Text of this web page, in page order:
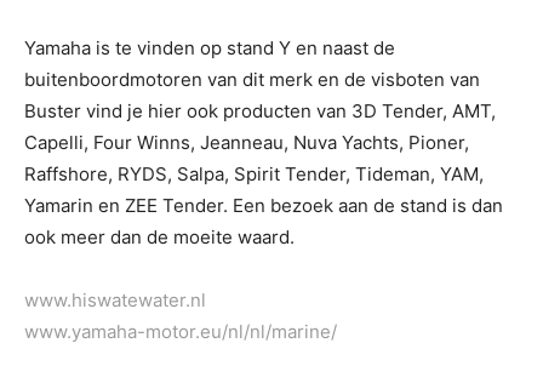
Yamaha is te vinden op stand Y en naast de
buitenboordmotoren van dit merk en de visboten van
Buster vind je hier ook producten van 3D Tender, AMT,
Capelli, Four Winns, Jeanneau, Nuva Yachts, Pioner,
Raffshore, RYDS, Salpa, Spirit Tender, Tideman, YAM,
Yamarin en ZEE Tender. Een bezoek aan de stand is dan
ook meer dan de moeite waard.
www.hiswatewater.nl
www.yamaha-motor.eu/nl/nl/marine/